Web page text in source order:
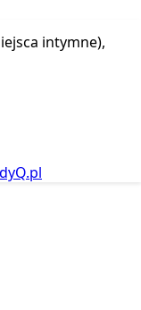
intymne),